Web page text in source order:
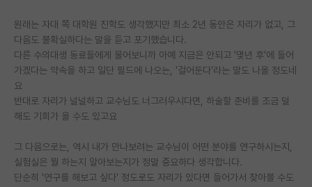
유학교육
이벤트
반도체 아카데미
재팬라운지 🌸
원래는 자대 쪽 대학원 진학도 생각했지만 최소 2년 동안은 자리가 없고, 그
다음도 불확실하다는 말을 듣고 포기했습니다.
다른 수의대생 동료들에게 물어보니까 아예 지금은 안되고 '몇년 후'에 들어
가겠다는 약속을 하고 일단 필드에 나오는, '걸어둔다'라는 말도 나올 정도네
요
반대로 자리가 널널하고 교수님도 너그러우시다면, 하술할 준비를 조금 덜
해도 기회가 올 수도 있고요
그 다음으로는, 역시 내가 만나보려는 교수님이 어떤 분야를 연구하시는지,
실험실은 뭘 하는지 알아보는지가 정말 중요하다 생각합니다.
단순히 '연구를 해보고 싶다' 정도로도 자리가 있다면 들어가서 찾아볼 수도